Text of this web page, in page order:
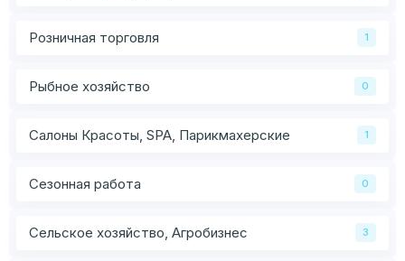
Розничная торговля 1
Рыбное хозяйство 0
Салоны Красоты, SPA, Парикмахерские 1
Сезонная работа 0
Сельское хозяйство, Агробизнес 3